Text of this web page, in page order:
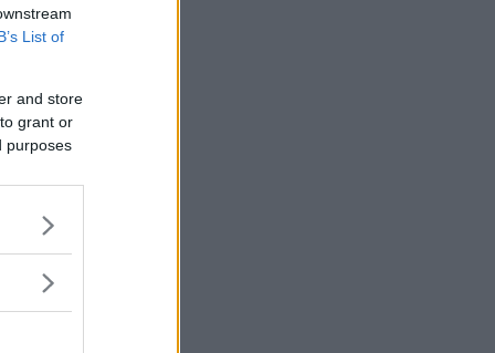
List of
and store
grant or
purposes